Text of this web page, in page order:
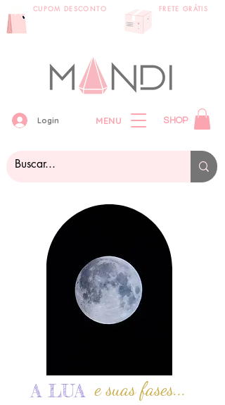
CUPOM DESCONTO FRETE GRÁTIS
Login MENU SHOP
A LUA e suas fases...